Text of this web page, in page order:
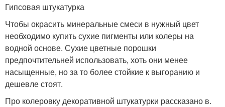
Гипсовая штукатурка
Чтобы окрасить минеральные смеси в нужный цвет
необходимо купить сухие пигменты или колеры на
водной основе. Сухие цветные порошки
предпочтительней использовать, хоть они менее
насыщенные, но за то более стойкие к выгоранию и
дешевле стоят.
Про колеровку декоративной штукатурки рассказано в.